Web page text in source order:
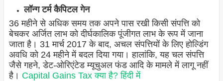
लॉन्ग टर्म कैपिटल गेन
36 महीने से अधिक समय तक अपने पास रखी किसी संपत्ति को
बेचकर अर्जित लाभ को दीर्घकालिक पूंजीगत लाभ के रूप में जाना
जाता है। 31 मार्च 2017 के बाद, अचल संपत्तियों के लिए होल्डिंग
अवधि को 24 महीने में बदल दिया गया। हालांकि, यह चल संपत्ति
जैसे गहने, डेट-ओरिएंटेड म्यूचुअल फंड आदि के मामले में लागू नहीं
है। Capital Gains Tax क्या है? हिंदी में